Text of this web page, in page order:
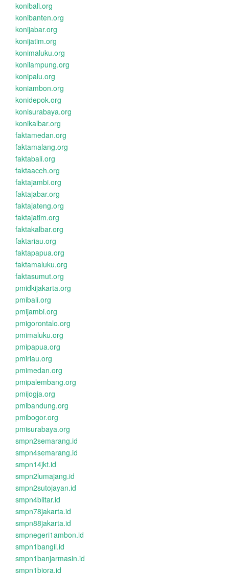
konibali.org
konibanten.org
konijabar.org
konijatim.org
konimaluku.org
konilampung.org
konipalu.org
koniambon.org
konidepok.org
konisurabaya.org
konikalbar.org
faktamedan.org
faktamalang.org
faktabali.org
faktaaceh.org
faktajambi.org
faktajabar.org
faktajateng.org
faktajatim.org
faktakalbar.org
faktariau.org
faktapapua.org
faktamaluku.org
faktasumut.org
pmidkijakarta.org
pmibali.org
pmijambi.org
pmigorontalo.org
pmimaluku.org
pmipapua.org
pmiriau.org
pmimedan.org
pmipalembang.org
pmijogja.org
pmibandung.org
pmibogor.org
pmisurabaya.org
smpn2semarang.id
smpn4semarang.id
smpn14jkt.id
smpn2lumajang.id
smpn2sutojayan.id
smpn4blitar.id
smpn78jakarta.id
smpn88jakarta.id
smpnegeri1ambon.id
smpn1bangil.id
smpn1banjarmasin.id
smpn1biora.id